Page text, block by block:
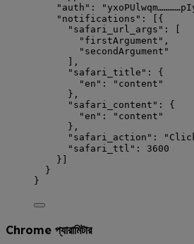
"auth" : "
"notifications" : [{
"safari_url_args" :
" firstArgument " ,
" secondArgument "
],
"safari_title" :
"en" : " content "
},
"safari_content" :
"en" : " content "
},
"safari_action" : "
"safari_ttl" : 3600
}]
}
}
Chrome প্যারামিটার